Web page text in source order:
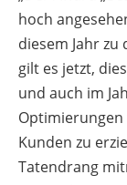
hoch
diesem Jahr
gilt es jetzt,
und auch im
Kunden zu
Tatendrang